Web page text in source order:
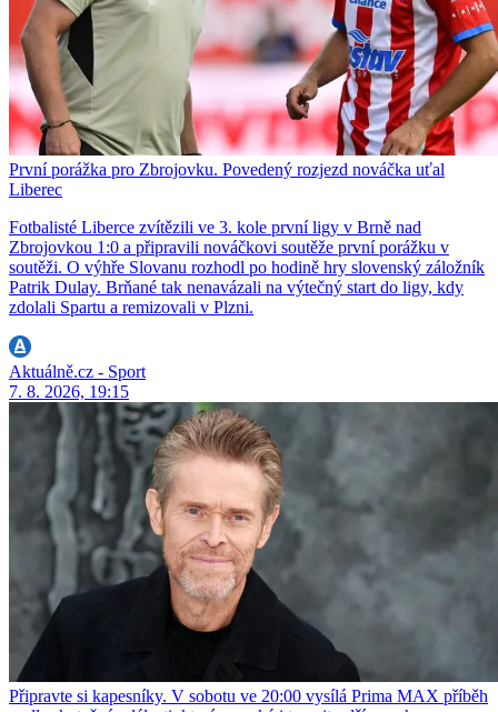
První porážka pro Zbrojovku. Povedený rozjezd nováčka uťal
Liberec
Fotbalisté Liberce zvítězili ve 3. kole první ligy v Brně nad
Zbrojovkou 1:0 a připravili nováčkovi soutěže první porážku v
soutěži. O výhře Slovanu rozhodl po hodině hry slovenský záložník
Patrik Dulay. Brňané tak nenavázali na výtečný start do ligy, kdy
zdolali Spartu a remizovali v Plzni.
Aktuálně.cz - Sport
7. 8. 2026, 19:15
Připravte si kapesníky. V sobotu ve 20:00 vysílá Prima MAX příběh